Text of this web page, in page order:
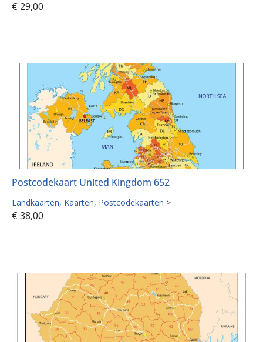
€ 29,00
Postcodekaart United Kingdom 652
Landkaarten Kaarten Postcodekaarten >
€ 38,00